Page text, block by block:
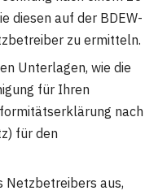
diesen auf der BDEW-
zu ermitteln.
Unterlagen, wie die
für Ihren
nach
für den
Netzbetreibers aus,